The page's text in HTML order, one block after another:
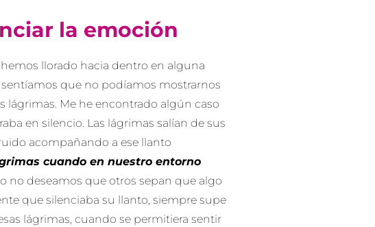
la emoción
hemos llorado hacia dentro en alguna
que no podíamos mostrarnos
lágrimas. Me he encontrado algún caso
en silencio. Las lágrimas salían de sus
acompañando a ese llanto
cuando en nuestro entorno
no deseamos que otros sepan que algo
que silenciaba su llanto, siempre supe
lágrimas, cuando se permitiera sentir